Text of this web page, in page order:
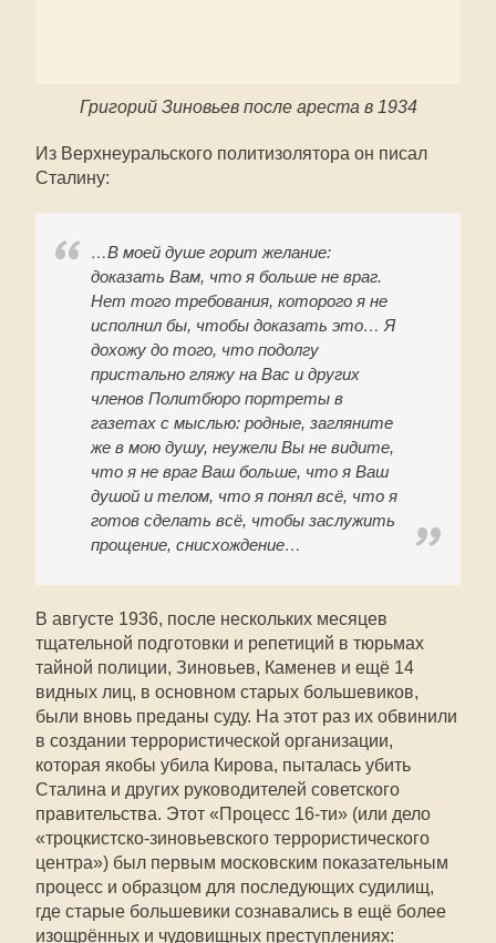
Григорий Зиновьев после ареста в 1934
Из Верхнеуральского политизолятора он писал
Сталину:
…В моей душе горит желание:
доказать Вам, что я больше не враг.
Нет того требования, которого я не
исполнил бы, чтобы доказать это… Я
дохожу до того, что подолгу
пристально гляжу на Вас и других
членов Политбюро портреты в
газетах с мыслью: родные, загляните
же в мою душу, неужели Вы не видите,
что я не враг Ваш больше, что я Ваш
душой и телом, что я понял всё, что я
готов сделать всё, чтобы заслужить
прощение, снисхождение…
В августе 1936, после нескольких месяцев
тщательной подготовки и репетиций в тюрьмах
тайной полиции, Зиновьев, Каменев и ещё 14
видных лиц, в основном старых большевиков,
были вновь преданы суду. На этот раз их обвинили
в создании террористической организации,
которая якобы убила Кирова, пыталась убить
Сталина и других руководителей советского
правительства. Этот «Процесс 16-ти» (или дело
«троцкистско-зиновьевского террористического
центра») был первым московским показательным
процесс и образцом для последующих судилищ,
где старые большевики сознавались в ещё более
изощрённых и чудовищных преступлениях: